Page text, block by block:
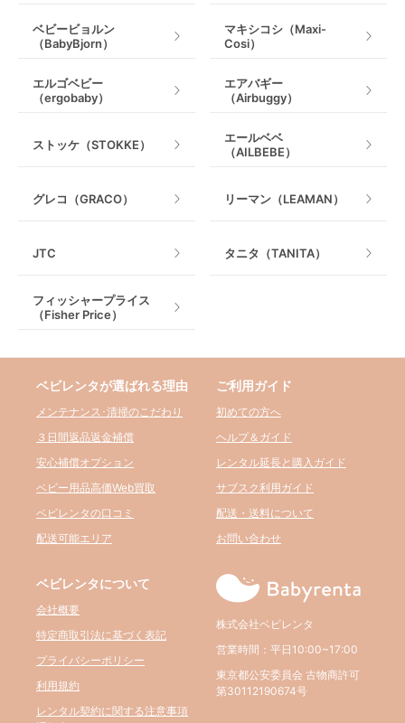
ベビービョルン
（BabyBjorn）
マキシコシ（Maxi-
Cosi）
エルゴベビー
（ergobaby）
エアバギー
（Airbuggy）
ストッケ（STOKKE）
エールベベ
（AILBEBE）
グレコ（GRACO） リーマン（LEAMAN）
JTC タニタ（TANITA）
フィッシャープライス
（Fisher Price）
ベビレンタが選ばれる理由
メンテナンス･清掃のこだわり
３日間返品返金補償
安心補償オプション
ベビー用品高価Web買取
ベビレンタの口コミ
配送可能エリア
ご利用ガイド
初めての方へ
ヘルプ＆ガイド
レンタル延長と購入ガイド
サブスク利用ガイド
配送・送料について
お問い合わせ
ベビレンタについて
会社概要
特定商取引法に基づく表記
プライバシーポリシー
利用規約
レンタル契約に関する注意事項
株式会社ベビレンタ
営業時間：平日10:00~17:00
東京都公安委員会 古物商許可
第30112190674号